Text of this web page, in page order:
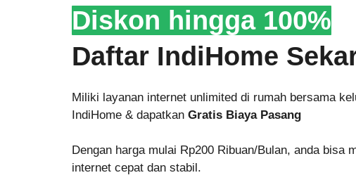
Diskon hingga 100%
Daftar IndiHome
Miliki layanan internet unlimited di rumah bersama
IndiHome & dapatkan Gratis Biaya Pasang
Dengan harga mulai Rp200 Ribuan/Bulan, anda bisa
internet cepat dan stabil.